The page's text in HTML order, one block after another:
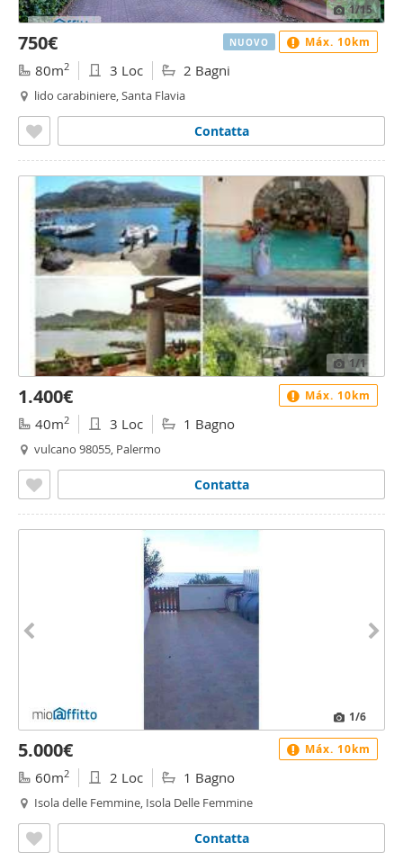
1/15
750€
80m2 3 Loc 2 Bagni
lido carabiniere, Santa Flavia
Contatta
NUOVO Máx. 10km
1/1
1.400€
40m2 3 Loc 1 Bagno
vulcano 98055, Palermo
Contatta
Máx. 10km
1/6
5.000€
60m2 2 Loc 1 Bagno
Isola delle Femmine, Isola Delle Femmine
Contatta
Máx. 10km